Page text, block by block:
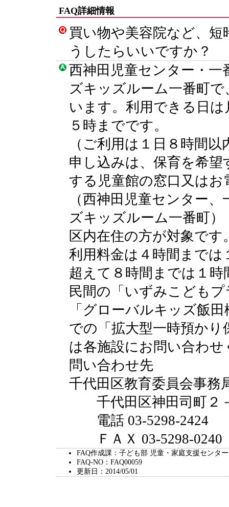
FAQ詳細情報
買い物や美容院など、
うしたらいいですか？
西神田児童センター・一
ズキッズルーム一番町
います。利用できる日
５時までです。
（ご利用は１日８時間
申し込みは、保育を希
する児童館の窓口又は
（西神田児童センター
ズキッズルーム一番町）
区内在住の方が対象で
利用料金は４時間までは
超えて８時間までは１
民間の「いずみこども
「グローバルキッズ飯
での「拡大型一時預か
は各施設にお問い合わせ
問い合わせ先
千代田区教育委員会事務
千代田区神田司町２
電話 03-5298-2424
ＦＡＸ 03-5298-0240
FAQ作成課：子ども部 児童・家庭支援センター
FAQ-NO：FAQ00059
更新日：2014/05/01